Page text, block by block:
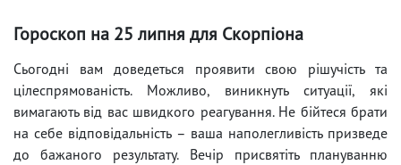
Гороскоп на 25 липня для Скорпіона
Сьогодні вам доведеться проявити свою рішучість та
цілеспрямованість. Можливо, виникнуть ситуації, які
вимагають від вас швидкого реагування. Не бійтеся брати
на себе відповідальність – ваша наполегливість призведе
до бажаного результату. Вечір присвятіть плануванню